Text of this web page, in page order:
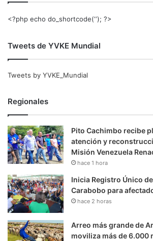
<?php echo do_shortcode(‘‘); ?>
Tweets de YVKE Mundial
Tweets by YVKE_Mundial
Regionales
Pito Cachimbo recibe
atención y
Misión Venezuela
hace 1 hora
Inicia Registro Único
Carabobo para
hace 2 horas
Arreo más grande de
moviliza más de 6.000